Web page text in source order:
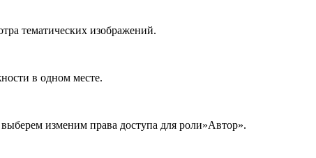
тематических изображений.
в одном месте.
изменим права доступа для роли»Автор».